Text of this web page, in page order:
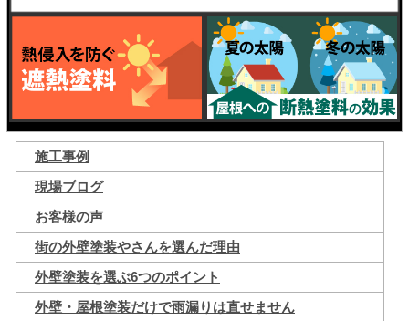
施工事例
現場ブログ
お客様の声
街の外壁塗装やさんを選んだ理由
外壁塗装を選ぶ6つのポイント
外壁・屋根塗装だけで雨漏りは直せません